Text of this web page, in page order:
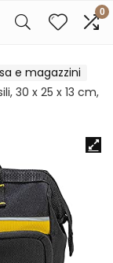
0
e magazzini
30 x 25 x 13 cm,